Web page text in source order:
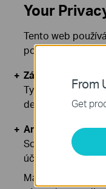
From
Get
Your
Tento web
používáním
Základní cookies
Tyto cookies jsou
deaktivovat.
Analytické a
Soubory cookie
účelem zlepšení
Marketingové